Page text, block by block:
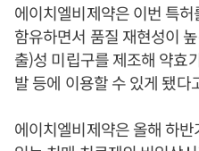
에이치엘비제약은 이번 특
함유하면서 품질 재현성이
출)성 미립구를 제조해 약효
발 등에 이용할 수 있게 됐다
에이치엘비제약은 올해 하